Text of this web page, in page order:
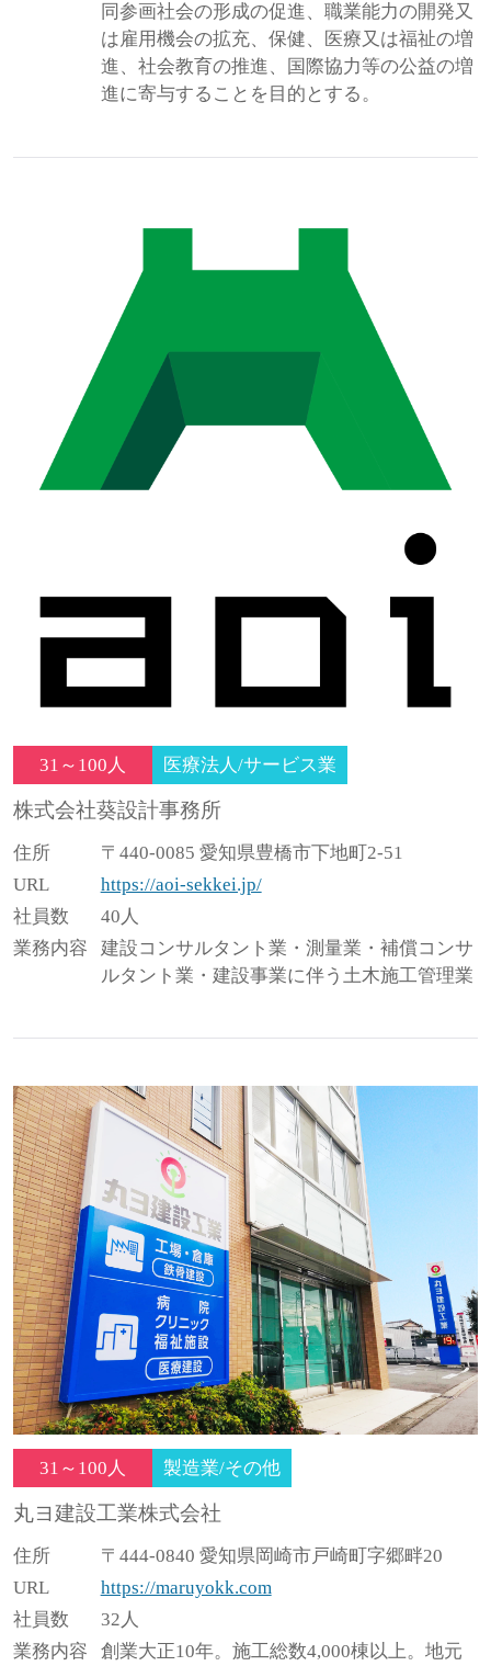
同参画社会の形成の促進、職業能力の開発又
は雇用機会の拡充、保健、医療又は福祉の増
進、社会教育の推進、国際協力等の公益の増
進に寄与することを目的とする。
31～100人 医療法人/サービス業
株式会社葵設計事務所
住所
〒440-0085 愛知県豊橋市下地町2-51
URL
https://aoi-sekkei.jp/
社員数
40人
業務内容
建設コンサルタント業・測量業・補償コンサ
ルタント業・建設事業に伴う土木施工管理業
31～100人 製造業/その他
丸ヨ建設工業株式会社
住所
〒444-0840 愛知県岡崎市戸崎町字郷畔20
URL
https://maruyokk.com
社員数
32人
業務内容
創業大正10年。施工総数4,000棟以上。地元